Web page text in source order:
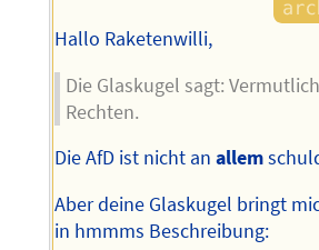
Hallo Raketenwilli,
Die Glaskugel sagt:
Rechten.
Die AfD ist nicht anallem
Aber deine Glaskugel bringt
in hmmms Beschreibung: